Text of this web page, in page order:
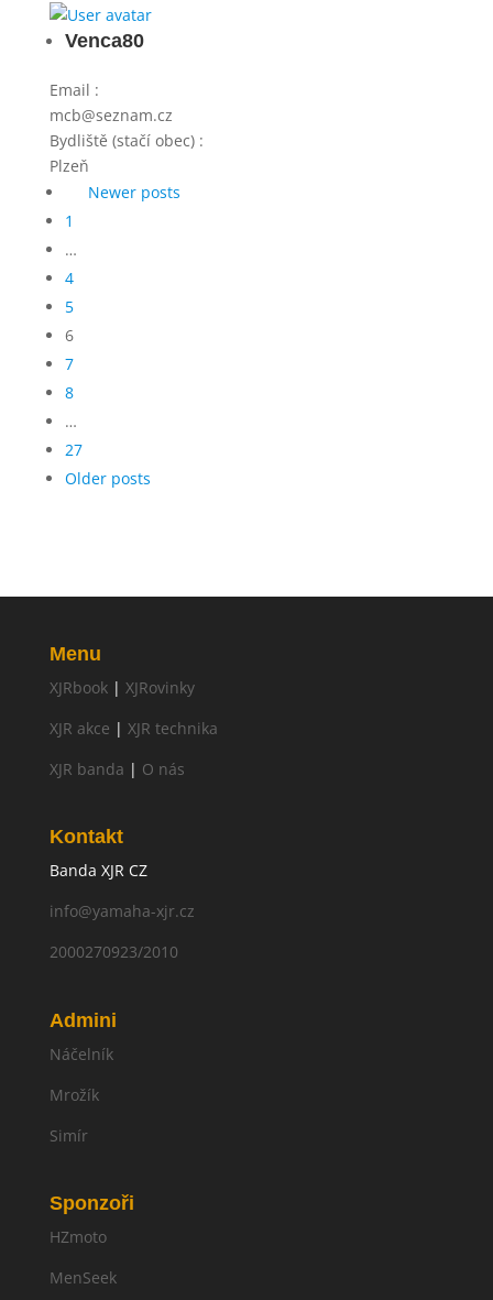
Venca80
Email :
mcb@seznam.cz
Bydliště (stačí obec) :
Plzeň
Navigace
pro
příspěvky
Newer posts
1
…
4
5
6
7
8
…
27
Older posts
Menu
XJRbook| XJRovinky
XJR akce | XJR technika
XJR banda | O nás
Kontakt
Banda XJR CZ
info@yamaha-xjr.cz
2000270923/2010
Admini
Náčelník
Mrožík
Simír
Sponzoři
HZmoto
MenSeek